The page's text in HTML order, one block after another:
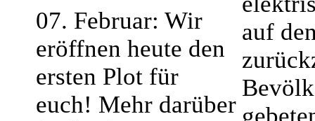
07. Februar: Wir
eröffnen heute den
ersten Plot für
euch! Mehr darüber
auf